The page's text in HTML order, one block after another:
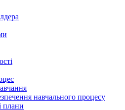
навчального процесу
плани